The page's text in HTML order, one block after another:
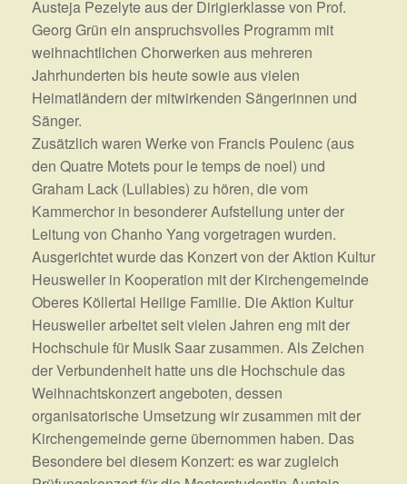
Austeja Pezelyte aus der Dirigierklasse von Prof.
Georg Grün ein anspruchsvolles Programm mit
weihnachtlichen Chorwerken aus mehreren
Jahrhunderten bis heute sowie aus vielen
Heimatländern der mitwirkenden Sängerinnen und
Sänger.
Zusätzlich waren Werke von Francis Poulenc (aus
den Quatre Motets pour le temps de noel) und
Graham Lack (Lullabies) zu hören, die vom
Kammerchor in besonderer Aufstellung unter der
Leitung von Chanho Yang vorgetragen wurden.
Ausgerichtet wurde das Konzert von der Aktion Kultur
Heusweiler in Kooperation mit der Kirchengemeinde
Oberes Köllertal Heilige Familie. Die Aktion Kultur
Heusweiler arbeitet seit vielen Jahren eng mit der
Hochschule für Musik Saar zusammen. Als Zeichen
der Verbundenheit hatte uns die Hochschule das
Weihnachtskonzert angeboten, dessen
organisatorische Umsetzung wir zusammen mit der
Kirchengemeinde gerne übernommen haben. Das
Besondere bei diesem Konzert: es war zugleich